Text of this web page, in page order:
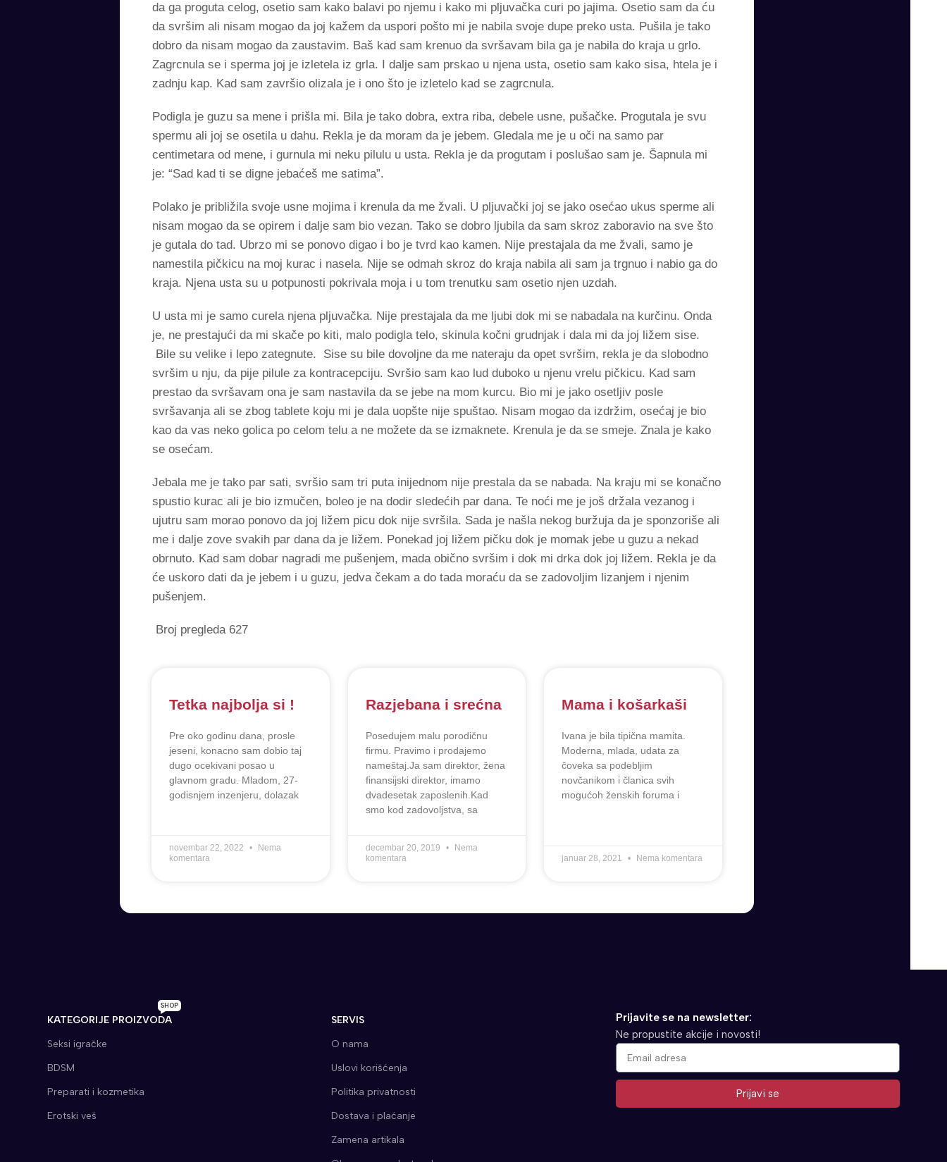
da ga proguta celog, osetio sam kako balavi po njemu i kako mi pljuvačka curi po jajima. Osetio sam da ću
da svršim ali nisam mogao da joj kažem da uspori pošto mi je nabila svoje dupe preko usta. Pušila je tako
dobro da nisam mogao da zaustavim. Baš kad sam krenuo da svršavam bila ga je nabila do kraja u grlo.
Zagrcnula se i sperma joj je izletela iz grla. I dalje sam prskao u njena usta, osetio sam kako sisa, htela je i
zadnju kap. Kad sam završio olizala je i ono što je izletelo kad se zagrcnula.
Podigla je guzu sa mene i prišla mi. Bila je tako dobra, extra riba, debele usne, pušačke. Progutala je svu
spermu ali joj se osetila u dahu. Rekla je da moram da je jebem. Gledala me je u oči na samo par
centimetara od mene, i gurnula mi neku pilulu u usta. Rekla je da progutam i poslušao sam je. Šapnula mi
je: “Sad kad ti se digne jebaćeš me satima”.
Polako je približila svoje usne mojima i krenula da me žvali. U pljuvački joj se jako osećao ukus sperme ali
nisam mogao da se opirem i dalje sam bio vezan. Tako se dobro ljubila da sam skroz zaboravio na sve što
je gutala do tad. Ubrzo mi se ponovo digao i bo je tvrd kao kamen. Nije prestajala da me žvali, samo je
namestila pičkicu na moj kurac i nasela. Nije se odmah skroz do kraja nabila ali sam ja trgnuo i nabio ga do
kraja. Njena usta su u potpunosti pokrivala moja i u tom trenutku sam osetio njen uzdah.
U usta mi je samo curela njena pljuvačka. Nije prestajala da me ljubi dok mi se nabadala na kurčinu. Onda
je, ne prestajući da mi skače po kiti, malo podigla telo, skinula kočni grudnjak i dala mi da joj ližem sise.
Bile su velike i lepo zategnute. Sise su bile dovoljne da me nateraju da opet svršim, rekla je da slobodno
svršim u nju, da pije pilule za kontracepciju. Svršio sam kao lud duboko u njenu vrelu pičkicu. Kad sam
prestao da svršavam ona je sam nastavila da se jebe na mom kurcu. Bio mi je jako osetljiv posle
svršavanja ali se zbog tablete koju mi je dala uopšte nije spuštao. Nisam mogao da izdržim, osećaj je bio
kao da vas neko golica po celom telu a ne možete da se izmaknete. Krenula je da se smeje. Znala je kako
se osećam.
Jebala me je tako par sati, svršio sam tri puta inijednom nije prestala da se nabada. Na kraju mi se konačno
spustio kurac ali je bio izmučen, boleo je na dodir sledećih par dana. Te noći me je još držala vezanog i
ujutru sam morao ponovo da joj ližem picu dok nije svršila. Sada je našla nekog buržuja da je sponzoriše ali
me i dalje zove svakih par dana da je ližem. Ponekad joj ližem pičku dok je momak jebe u guzu a nekad
obrnuto. Kad sam dobar nagradi me pušenjem, mada obično svršim i dok mi drka dok joj ližem. Rekla je da
će uskoro dati da je jebem i u guzu, jedva čekam a do tada moraću da se zadovoljim lizanjem i njenim
pušenjem.
Broj pregleda 627
Tetka najbolja si !
Pre oko godinu dana, prosle
jeseni, konacno sam dobio taj
dugo ocekivani posao u
glavnom gradu. Mladom, 27-
godisnjem inzenjeru, dolazak
novembar 22, 2022
Nema
komentara
Razjebana i srećna
Posedujem malu porodičnu
firmu. Pravimo i prodajemo
nameštaj.Ja sam direktor, žena
finansijski direktor, imamo
dvadesetak zaposlenih.Kad
smo kod zadovoljstva, sa
decembar 20, 2019
Nema
komentara
Mama i košarkaši
Ivana je bila tipična mamita.
Moderna, mlada, udata za
čoveka sa podebljim
novčanikom i članica svih
mogućoh ženskih foruma i
januar 28, 2021 Nema komentara
KATEGORIJE PROIZVODA
SHOP
Seksi igračke
BDSM
Preparati i kozmetika
Erotski veš
SERVIS
O nama
Uslovi korišćenja
Politika privatnosti
Dostava i plaćanje
Zamena artikala
Prijavite se na newsletter:
Ne propustite akcije i novosti!
Prijavi se